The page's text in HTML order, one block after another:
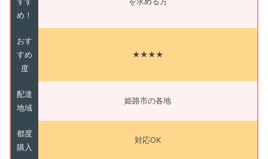
め！
おす
すめ
度
★★★★
配達
地域
姫路市の各地
都度
購入
対応OK